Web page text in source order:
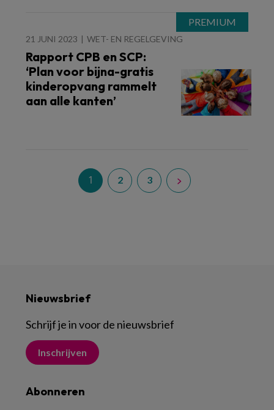
21 JUNI 2023 WET- EN REGELGEVING
Rapport CPB en SCP:
‘Plan voor bijna-gratis
kinderopvang rammelt
aan alle kanten’
1 2 3
Nieuwsbrief
Schrijf je in voor de nieuwsbrief
Inschrijven
Abonneren